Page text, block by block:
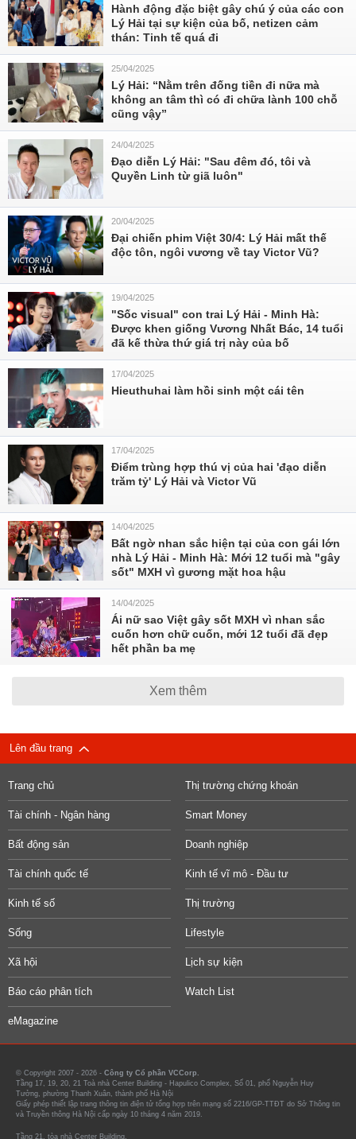
Hành động đặc biệt gây chú ý của các con
Lý Hải tại sự kiện của bố, netizen cảm
thán: Tinh tế quá đi
25/04/2025
Lý Hải: “Nằm trên đống tiền đi nữa mà
không an tâm thì có đi chữa lành 100 chỗ
cũng vậy”
24/04/2025
Đạo diễn Lý Hải: "Sau đêm đó, tôi và
Quyền Linh từ giã luôn"
20/04/2025
Đại chiến phim Việt 30/4: Lý Hải mất thế
độc tôn, ngôi vương về tay Victor Vũ?
19/04/2025
"Sốc visual" con trai Lý Hải - Minh Hà:
Được khen giống Vương Nhất Bác, 14 tuổi
đã kế thừa thứ giá trị này của bố
17/04/2025
Hieuthuhai làm hồi sinh một cái tên
17/04/2025
Điểm trùng hợp thú vị của hai 'đạo diễn
trăm tỷ' Lý Hải và Victor Vũ
14/04/2025
Bất ngờ nhan sắc hiện tại của con gái lớn
nhà Lý Hải - Minh Hà: Mới 12 tuổi mà "gây
sốt" MXH vì gương mặt hoa hậu
14/04/2025
Ái nữ sao Việt gây sốt MXH vì nhan sắc
cuốn hơn chữ cuốn, mới 12 tuổi đã đẹp
hết phần ba mẹ
Xem thêm
Lên đầu trang
Trang chủ Thị trường chứng khoán
Tài chính - Ngân hàng Smart Money
Bất động sản Doanh nghiệp
Tài chính quốc tế Kinh tế vĩ mô - Đầu tư
Kinh tế số Thị trường
Sống Lifestyle
Xã hội Lịch sự kiện
Báo cáo phân tích Watch List
eMagazine
© Copyright 2007 - 2026 - Công ty Cổ phần VCCorp.
Tầng 17, 19, 20, 21 Toà nhà Center Building - Hapulico Complex, Số 01, phố Nguyễn Huy
Tưởng, phường Thanh Xuân, thành phố Hà Nội
Giấy phép thiết lập trang thông tin điện tử tổng hợp trên mạng số 2216/GP-TTĐT do Sở Thông tin
và Truyền thông Hà Nội cấp ngày 10 tháng 4 năm 2019.
Tầng 21, tòa nhà Center Building.